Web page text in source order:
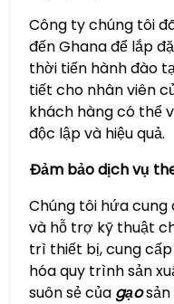
Công ty chúng tôi
đến Ghana để lắp
thời tiến hành đào
tiết cho nhân viên
khách hàng có thể
độc lập và hiệu quả.
Đảm bảo dịch vụ
Chúng tôi hứa cung
và hỗ trợ kỹ thuật
trì thiết bị, cung
hóa quy trình sản
suôn sẻ của gạosản